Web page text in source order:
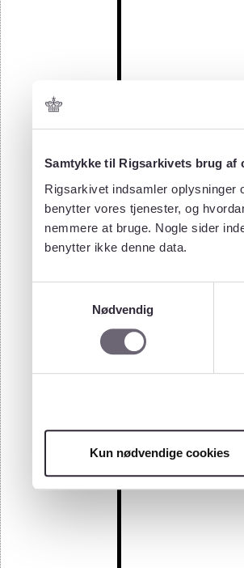
Samtykke til Rigsarkivets brug af
Rigsarkivet indsamler
benytter vores tjenester, og
nemmere at bruge. Nogle sider
benytter ikke denne data.
Nødvendig
Kun nødvendige cookies